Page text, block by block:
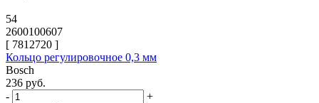
54
2600100607
[ 7812720 ]
Кольцо регулировочное 0,3 мм
Bosch
236 руб.
-
+